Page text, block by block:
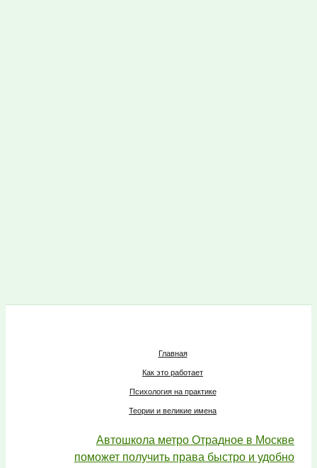
Главная
Как это работает
Психология на практике
Теории и великие имена
Автошкола метро Отрадное в Москве
поможет получить права быстро и удобно